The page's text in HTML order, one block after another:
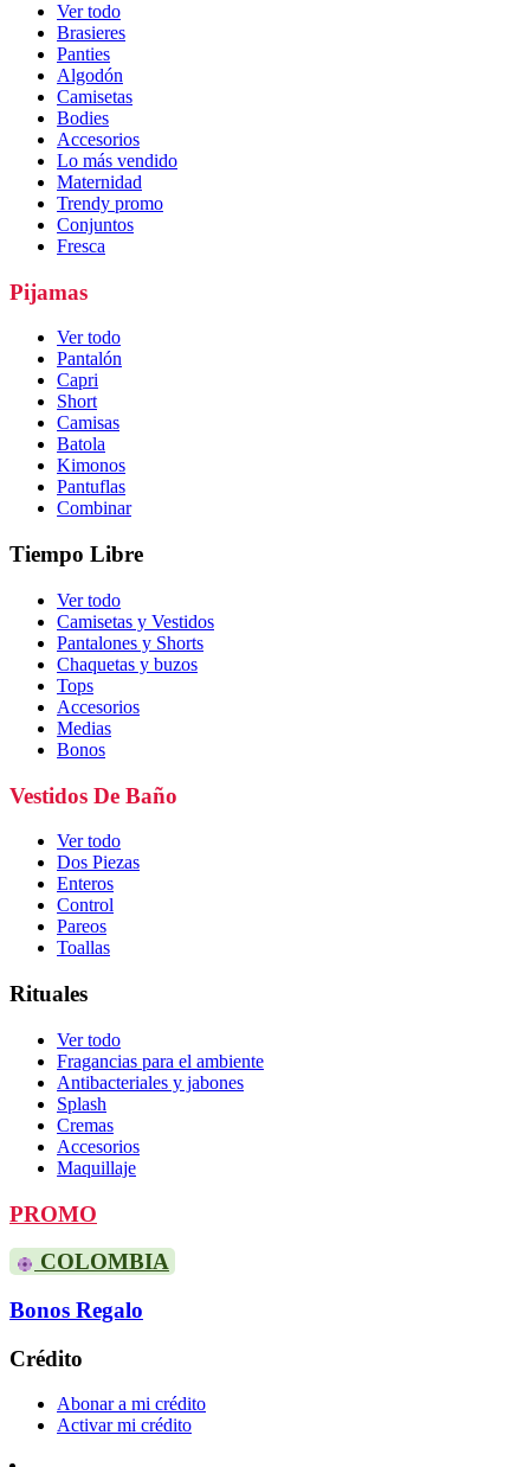
Ver todo
Brasieres
Panties
Algodón
Camisetas
Bodies
Accesorios
Lo más vendido
Maternidad
Trendy promo
Conjuntos
Fresca
Pijamas
Ver todo
Pantalón
Capri
Short
Camisas
Batola
Kimonos
Pantuflas
Combinar
Tiempo Libre
Ver todo
Camisetas y Vestidos
Pantalones y Shorts
Chaquetas y buzos
Tops
Accesorios
Medias
Bonos
Vestidos De Baño
Ver todo
Dos Piezas
Enteros
Control
Pareos
Toallas
Rituales
Ver todo
Fragancias para el ambiente
Antibacteriales y jabones
Splash
Cremas
Accesorios
Maquillaje
PROMO
COLOMBIA
Bonos Regalo
Crédito
Abonar a mi crédito
Activar mi crédito